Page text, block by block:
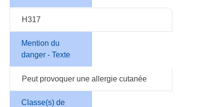
H317
Mention du
danger - Texte
Peut provoquer une allergie cutanée
Classe(s) de